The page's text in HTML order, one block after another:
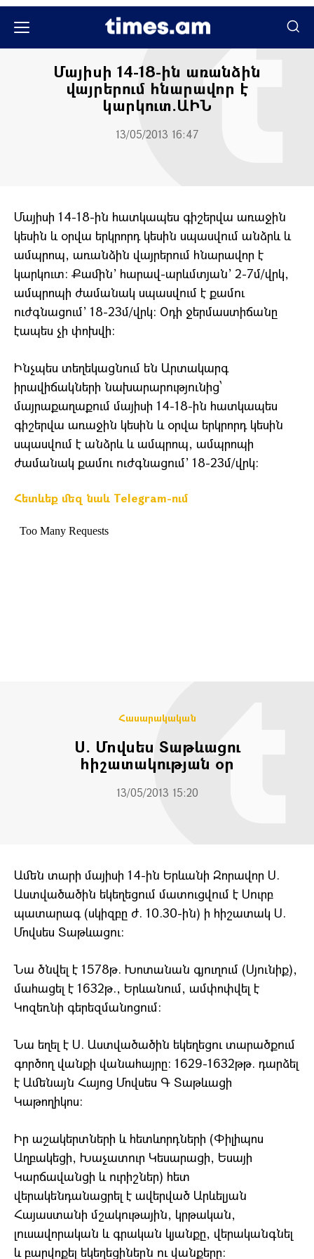
Մայիսի 14-18-ին առանձին
վայրերում հնարավոր է
կարկուտ.ԱԻՆ
13/05/2013 16:47
Մայիսի 14-18-ին հատկապես գիշերվա առաջին
կեսին և օրվա երկրորդ կեսին սպասվում անձրև և
ամպրոպ, առանձին վայրերում հնարավոր է
կարկուտ: Քամին’ հարավ-արևմտյան’ 2-7մ/վրկ,
ամպրոպի ժամանակ սպասվում է քամու
ուժգնացում’ 18-23մ/վրկ: Օդի ջերմաստիճանը
էապես չի փոխվի:
Ինչպես տեղեկացնում են Արտակարգ
իրավիճակների նախարարությունից՝
մայրաքաղաքում մայիսի 14-18-ին հատկապես
գիշերվա առաջին կեսին և օրվա երկրորդ կեսին
սպասվում է անձրև և ամպրոպ, ամպրոպի
ժամանակ քամու ուժգնացում’ 18-23մ/վրկ:
Հետևեք մեզ նաև Telegram-ում
Հասարակական
Ս. Մովսես Տաթևացու
հիշատակության օր
13/05/2013 15:20
Ամեն տարի մայիսի 14-ին Երևանի Զորավոր Ս.
Աստվածածին եկեղեցում մատուցվում է Սուրբ
պատարագ (սկիզբը ժ. 10.30-ին) ի հիշատակ Ս.
Մովսես Տաթևացու:
Նա ծնվել է 1578թ. Խոտանան գյուղում (Սյունիք),
մահացել է 1632թ., Երևանում, ամփոփվել է
Կոզեռնի գերեզմանոցում:
Նա եղել է Ս. Աստվածածին եկեղեցու տարածքում
գործող վանքի վանահայրը: 1629-1632թթ. դարձել
է Ամենայն Հայոց Մովսես Գ Տաթևացի
Կաթողիկոս:
Իր աշակերտների և հետևորդների (Փիլիպոս
Աղբակեցի, Խաչատուր Կեսարացի, Եսայի
Կարճավանցի և ուրիշներ) հետ
վերակենդանացրել է ավերված Արևելյան
Հայաստանի մշակութային, կրթական,
լուսավորական և գրական կյանքը, վերականգնել
և բարվոքել եկեղեցիներն ու վանքերը: